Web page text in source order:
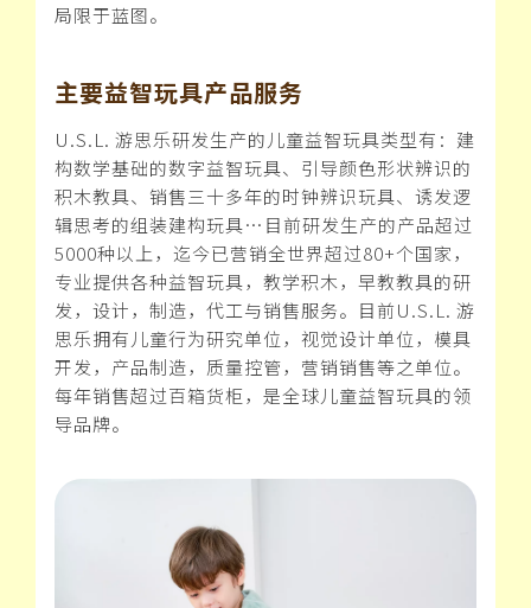
局限于蓝图。
主要益智玩具产品服务
U.S.L. 游思乐研发生产的儿童益智玩具类型有：建
构数学基础的数字益智玩具、引导颜色形状辨识的
积木教具、销售三十多年的时钟辨识玩具、诱发逻
辑思考的组装建构玩具…目前研发生产的产品超过
5000种以上，迄今已营销全世界超过80+个国家，
专业提供各种益智玩具，教学积木，早教教具的研
发，设计，制造，代工与销售服务。目前U.S.L. 游
思乐拥有儿童行为研究单位，视觉设计单位，模具
开发，产品制造，质量控管，营销销售等之单位。
每年销售超过百箱货柜，是全球儿童益智玩具的领
导品牌。